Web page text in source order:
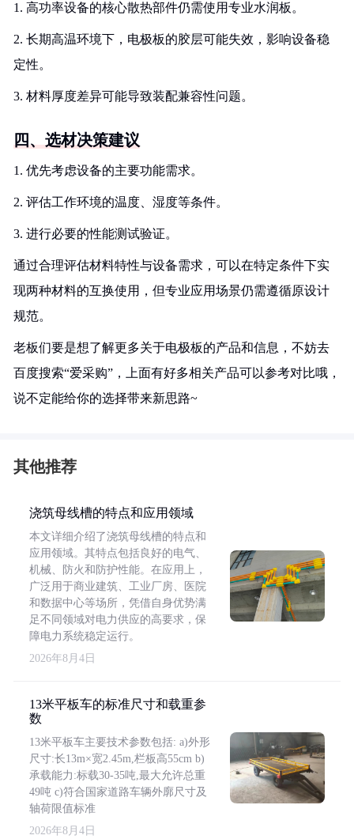
1. 高功率设备的核心散热部件仍需使用专业水润板。
2. 长期高温环境下，电极板的胶层可能失效，影响设备稳
定性。
3. 材料厚度差异可能导致装配兼容性问题。
四、选材决策建议
1. 优先考虑设备的主要功能需求。
2. 评估工作环境的温度、湿度等条件。
3. 进行必要的性能测试验证。
通过合理评估材料特性与设备需求，可以在特定条件下实
现两种材料的互换使用，但专业应用场景仍需遵循原设计
规范。
老板们要是想了解更多关于电极板的产品和信息，不妨去
百度搜索“爱采购”，上面有好多相关产品可以参考对比哦，
说不定能给你的选择带来新思路~
其他推荐
浇筑母线槽的特点和应用领域
本文详细介绍了浇筑母线槽的特点和
应用领域。其特点包括良好的电气、
机械、防火和防护性能。在应用上，
广泛用于商业建筑、工业厂房、医院
和数据中心等场所，凭借自身优势满
足不同领域对电力供应的高要求，保
障电力系统稳定运行。
2026年8月4日
13米平板车的标准尺寸和载重参
数
13米平板车主要技术参数包括: a)外形
尺寸:长13m×宽2.45m,栏板高55cm b)
承载能力:标载30-35吨,最大允许总重
49吨 c)符合国家道路车辆外廓尺寸及
轴荷限值标准
2026年8月4日